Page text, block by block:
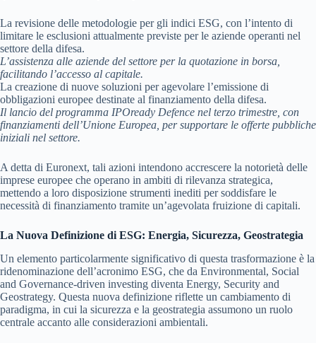
La revisione delle metodologie per gli indici ESG, con l’intento di
limitare le esclusioni attualmente previste per le aziende operanti nel
settore della difesa.
L’assistenza alle aziende del settore per la quotazione in borsa,
facilitando l’accesso al capitale.
La creazione di nuove soluzioni per agevolare l’emissione di
obbligazioni europee destinate al finanziamento della difesa.
Il lancio del programma IPOready Defence nel terzo trimestre, con
finanziamenti dell’Unione Europea, per supportare le offerte pubbliche
iniziali nel settore.
A detta di Euronext, tali azioni intendono accrescere la notorietà delle
imprese europee che operano in ambiti di rilevanza strategica,
mettendo a loro disposizione strumenti inediti per soddisfare le
necessità di finanziamento tramite un’agevolata fruizione di capitali.
La Nuova Definizione di ESG: Energia, Sicurezza, Geostrategia
Un elemento particolarmente significativo di questa trasformazione è la
ridenominazione dell’acronimo ESG, che da Environmental, Social
and Governance-driven investing diventa Energy, Security and
Geostrategy. Questa nuova definizione riflette un cambiamento di
paradigma, in cui la sicurezza e la geostrategia assumono un ruolo
centrale accanto alle considerazioni ambientali.